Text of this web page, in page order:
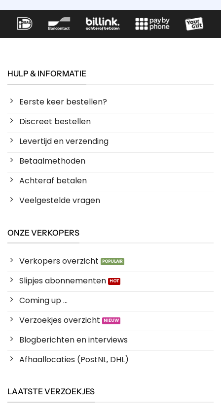
HULP & INFORMATIE
Eerste keer bestellen?
Discreet bestellen
Levertijd en verzending
Betaalmethoden
Achteraf betalen
Veelgestelde vragen
ONZE VERKOPERS
Verkopers overzicht
Slipjes abonnementen
Coming up ...
Verzoekjes overzicht
Blogberichten en interviews
Afhaallocaties (PostNL, DHL)
LAATSTE VERZOEKJES